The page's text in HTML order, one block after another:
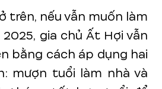
trên, nếu vẫn muốn làm
gia chủ Ất Hợi vẫn
bằng cách áp dụng hai
mượn tuổi làm nhà và